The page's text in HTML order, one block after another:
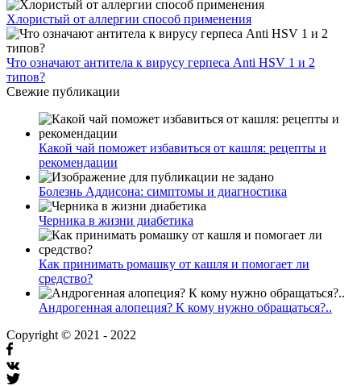
Хлористый от аллергии способ применения
Что означают антитела к вирусу герпеса Anti HSV 1 и 2
типов?
Свежие публикации
Какой чай поможет избавиться от кашля: рецепты и
рекомендации
Болезнь Аддисона: симптомы и диагностика
Черника в жизни диабетика
Как принимать ромашку от кашля и помогает ли
средство?
Андрогенная алопеция? К кому нужно обращаться?..
Copyright © 2021 - 2022